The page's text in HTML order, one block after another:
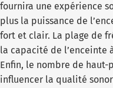
fournira une expérience
plus la puissance de
fort et clair. La plage de
la capacité de l’enceinte
Enfin, le nombre de
influencer la qualité